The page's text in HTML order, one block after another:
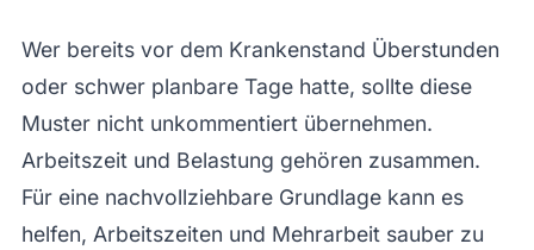
Wer bereits vor dem Krankenstand Überstunden
oder schwer planbare Tage hatte, sollte diese
Muster nicht unkommentiert übernehmen.
Arbeitszeit und Belastung gehören zusammen.
Für eine nachvollziehbare Grundlage kann es
helfen, Arbeitszeiten und Mehrarbeit sauber zu